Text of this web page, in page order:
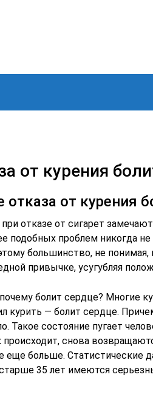
от курения
отказа от курения
отказе от сигарет
подобных проблем никогда не
большинство, не
привычке, усугубляя
болит сердце? Многие
курить — болит сердце.
Такое состояние пугает
происходит, снова
еще больше. Статистические
35 лет имеются